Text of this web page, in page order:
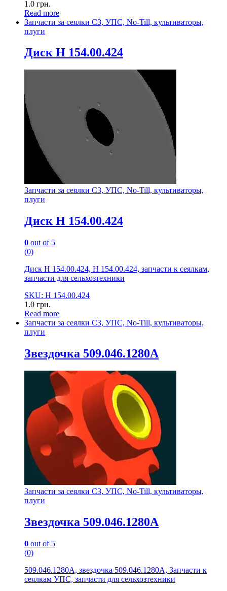
1.0 грн.
Read more
Запчасти за сеялки СЗ, УПС, No-Till, культиваторы,
плуги
Диск Н 154.00.424
Запчасти за сеялки СЗ, УПС, No-Till, культиваторы,
плуги
Диск Н 154.00.424
0 out of 5
(0)
Диск Н 154.00.424, Н 154.00.424, запчасти к сеялкам,
запчасти для сельхозтехники
SKU: Н 154.00.424
1.0 грн.
Read more
Запчасти за сеялки СЗ, УПС, No-Till, культиваторы,
плуги
Звездочка 509.046.1280А
Запчасти за сеялки СЗ, УПС, No-Till, культиваторы,
плуги
Звездочка 509.046.1280А
0 out of 5
(0)
509.046.1280А, звездочка 509.046.1280А, Запчасти к
сеялкам УПС, запчасти для сельхозтехники